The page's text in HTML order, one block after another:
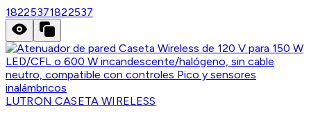
18225371822537
LUTRON CASETA WIRELESS